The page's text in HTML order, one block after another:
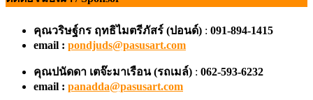
คุณวริษฐ์กร ฤทธิไมตรีภัสร์ (ปอนด์) : 091-894-1415
email : pondjuds@pasusart.com
คุณปนัดดา เตจ๊ะมาเรือน (รถเมล์) : 062-593-6232
email : panadda@pasusart.com